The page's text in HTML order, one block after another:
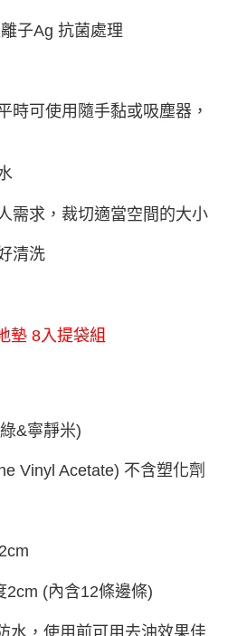
子Ag 抗菌處理
時可使用隨手黏或吸塵器，
需求，裁切適當空間的大小
清洗
墊 8入提袋組
&寧靜米)
Vinyl Acetate) 不含塑化劑
2cm (內含12條邊條)
水，使用前可用去油效果佳